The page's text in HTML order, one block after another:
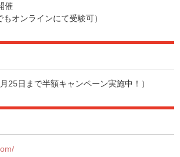
催
もオンラインにて受験可）
25日まで半額キャンペーン実施中！）